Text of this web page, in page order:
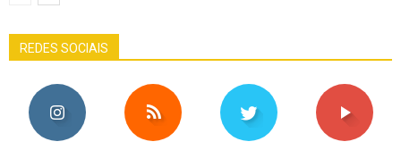
REDES SOCIAIS